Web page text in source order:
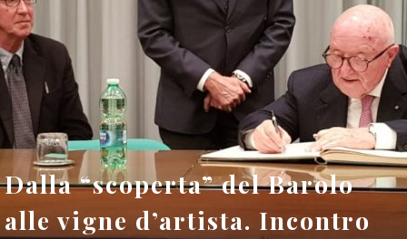
Dalla “scoperta” del Barolo
alle vigne d’artista. Incontro